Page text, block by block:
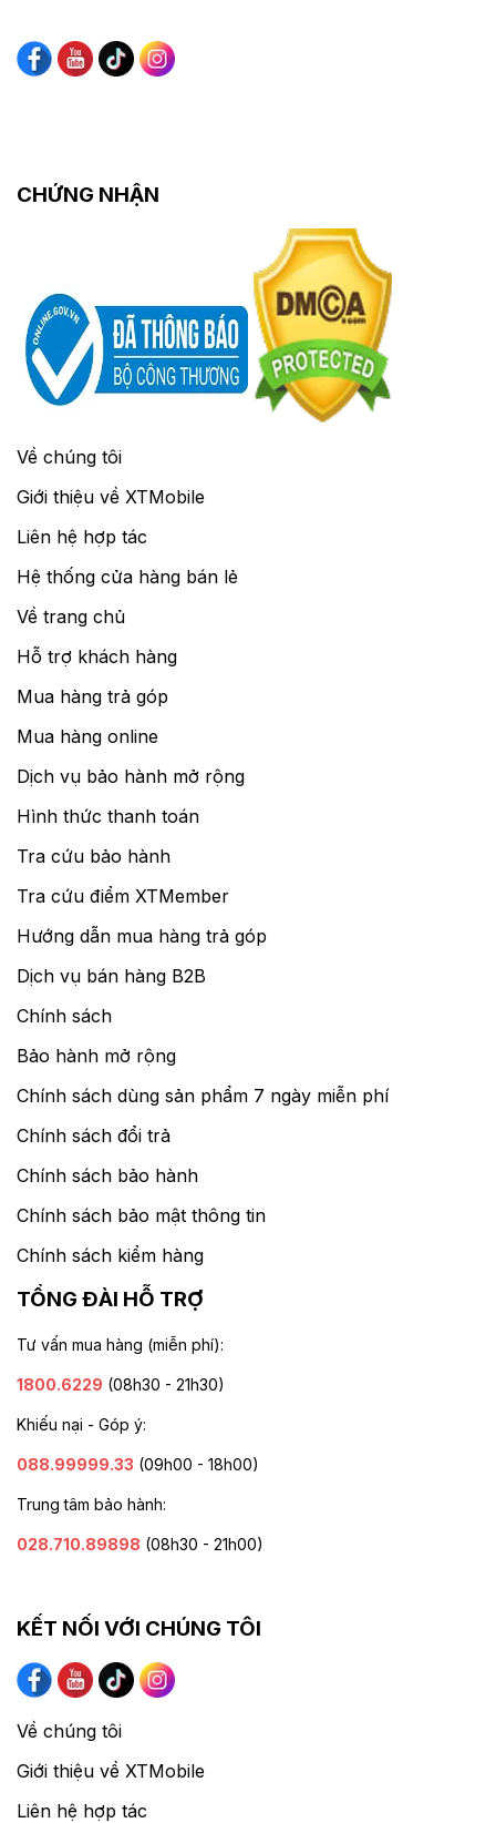
CHỨNG NHẬN
Về chúng tôi
Giới thiệu về XTMobile
Liên hệ hợp tác
Hệ thống cửa hàng bán lẻ
Về trang chủ
Hỗ trợ khách hàng
Mua hàng trả góp
Mua hàng online
Dịch vụ bảo hành mở rộng
Hình thức thanh toán
Tra cứu bảo hành
Tra cứu điểm XTMember
Hướng dẫn mua hàng trả góp
Dịch vụ bán hàng B2B
Chính sách
Bảo hành mở rộng
Chính sách dùng sản phẩm 7 ngày miễn phí
Chính sách đổi trả
Chính sách bảo hành
Chính sách bảo mật thông tin
Chính sách kiểm hàng
TỔNG ĐÀI HỖ TRỢ
Tư vấn mua hàng (miễn phí):
1800.6229 (08h30 - 21h30)
Khiếu nại - Góp ý:
088.99999.33 (09h00 - 18h00)
Trung tâm bảo hành:
028.710.89898 (08h30 - 21h00)
KẾT NỐI VỚI CHÚNG TÔI
Về chúng tôi
Giới thiệu về XTMobile
Liên hệ hợp tác